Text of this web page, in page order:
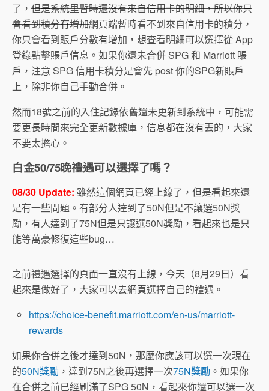
了， 但是系統里暫時還沒有來自信用卡的明細，所以你只
會看到積分有增加網頁端暫時看不到來自信用卡的積分，
你只會看到賬戶分數有增加，想查看明細可以選擇從 App
登錄點擊賬戶信息。如果你還未合併 SPG 和 Marriott 賬
戶，注意 SPG 信用卡積分是會先 post 你的SPG新賬戶
上，除非你自己手動合併。
然而18號之前的入住記錄依舊還未更新到系統中，可能需
要更長時間來完全更新數據庫，信息都在沒有丟的，大家
不要太擔心。
白金50/75晚禮遇可以選擇了嗎？
08/30 Update: 雖然這個網頁已經上線了，但是看起來還
是有一些問題。有部分人達到了50N但是不讓選50N獎
勵，有人達到了75N但是只讓選50N獎勵，看起來也是只
能等萬豪修復這些bug…
之前禮遇選擇的頁面一直沒有上線，今天（8月29日）看
起來是做好了，大家可以去網頁選擇自己的禮遇。
https://choice-benefit.marriott.com/en-us/marriott-
rewards
如果你合併之後才達到50N，那麼你應該可以選一次現在
的50N獎勵 ，達到75N之後再選擇一次75N獎勵 。如果你
在合併之前已經刷滿了SPG 50N，看起來你還可以選一次